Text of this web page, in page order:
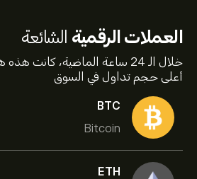
العملات الرقمية الشائعة
خلال الـ 24 ساعة الماضية،
أعلى حجم تداول في السوق
BTC
Bitcoin
ETH